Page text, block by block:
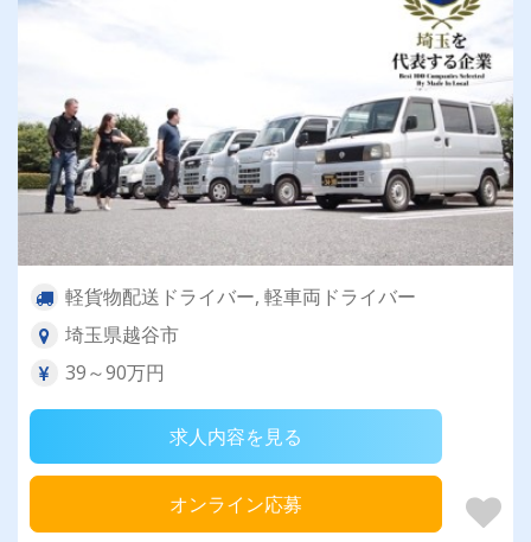
軽貨物配送ドライバー, 軽車両ドライバー
埼玉県越谷市
39～90万円
求人内容を見る
オンライン応募